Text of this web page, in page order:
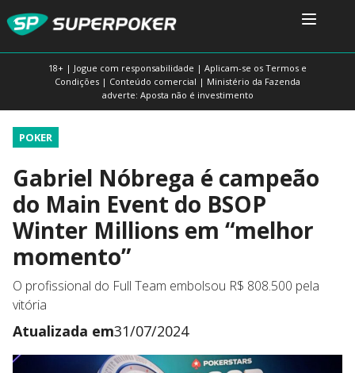
18+ | Jogue com responsabilidade | Aplicam-se os Termos e
Condições | Conteúdo comercial | Ministério da Fazenda
adverte: Aposta não é investimento
POKER
Gabriel Nóbrega é campeão
do Main Event do BSOP
Winter Millions em “melhor
momento”
O profissional do Full Team embolsou R$ 808.500 pela
vitória
Atualizada em31/07/2024